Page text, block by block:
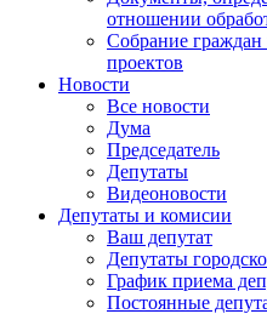
отношении
Собрание
проектов
Новости
Все новости
Дума
Председатель
Депутаты
Видеоновости
Депутаты и комисии
Ваш депутат
Депутаты
График приема
Постоянные